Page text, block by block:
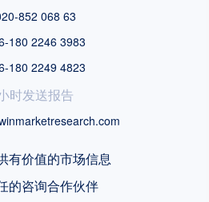
852 068 63
180 2246 3983
180 2249 4823
时发送报告
有价值的市场信息
的咨询合作伙伴